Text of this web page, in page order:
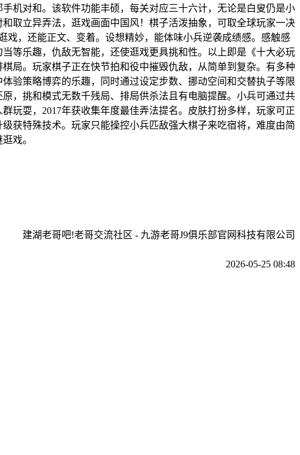
机对和。该软件功能丰硕，每关对应三十六计，无论是白叟仍是小
取立异弄法，逛戏画面中国风！棋子活泼抽象，可取全球玩家一决
戏，还能正文、变着。设想精妙，能体味小兵逆袭成绩感。感触感
等乐趣，仇敌无智能，还使逛戏更具挑和性。以上即是《十大必玩
局。玩家棋子正在快节拍和役中摧毁仇敌，从简单到复杂。有多种
验策略博弈的乐趣，同时通过设定步数、挪动空间和交替执子等限
，挑和模式无数千残局、排局供杀法且有电脑提醒。小兵可通过共
玩耍，2017年获收集年度最佳弄法提名。皮肤打扮多样，玩家可正
获特殊技术。玩家只能操控小兵匹敌强大棋子来吃宿将，难度由简
戏。
建湖老哥吧!老哥交流社区 - 九游老哥J9俱乐部官网科技有限公司
2026-05-25 08:48